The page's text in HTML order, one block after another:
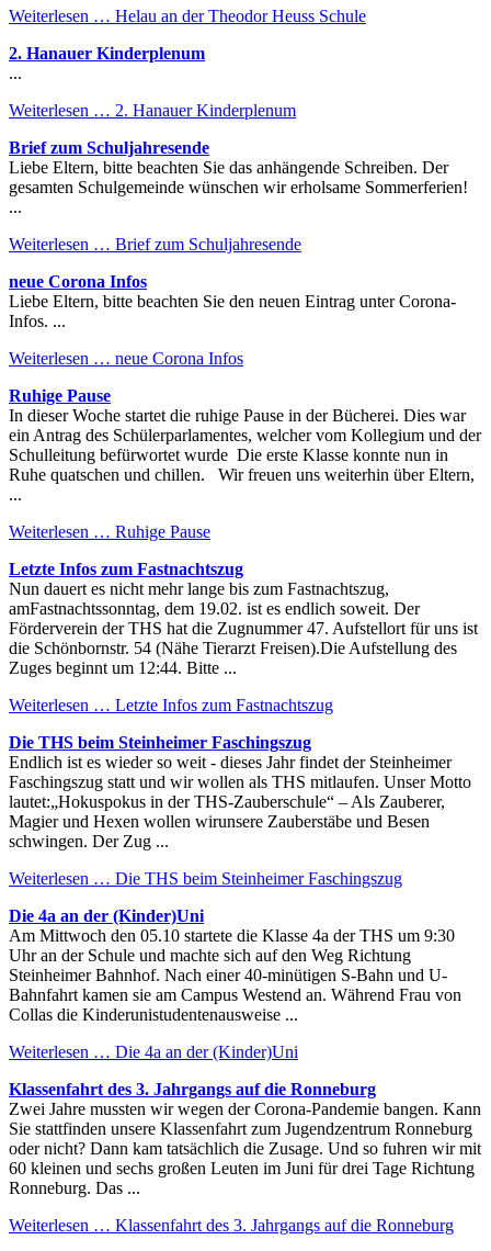
Weiterlesen … Helau an der Theodor Heuss Schule
2. Hanauer Kinderplenum
...
Weiterlesen … 2. Hanauer Kinderplenum
Brief zum Schuljahresende
Liebe Eltern, bitte beachten Sie das anhängende Schreiben. Der
gesamten Schulgemeinde wünschen wir erholsame Sommerferien!
...
Weiterlesen … Brief zum Schuljahresende
neue Corona Infos
Liebe Eltern, bitte beachten Sie den neuen Eintrag unter Corona-
Infos. ...
Weiterlesen … neue Corona Infos
Ruhige Pause
In dieser Woche startet die ruhige Pause in der Bücherei. Dies war
ein Antrag des Schülerparlamentes, welcher vom Kollegium und der
Schulleitung befürwortet wurde Die erste Klasse konnte nun in
Ruhe quatschen und chillen. Wir freuen uns weiterhin über Eltern,
...
Weiterlesen … Ruhige Pause
Letzte Infos zum Fastnachtszug
Nun dauert es nicht mehr lange bis zum Fastnachtszug,
amFastnachtssonntag, dem 19.02. ist es endlich soweit. Der
Förderverein der THS hat die Zugnummer 47. Aufstellort für uns ist
die Schönbornstr. 54 (Nähe Tierarzt Freisen).Die Aufstellung des
Zuges beginnt um 12:44. Bitte ...
Weiterlesen … Letzte Infos zum Fastnachtszug
Die THS beim Steinheimer Faschingszug
Endlich ist es wieder so weit - dieses Jahr findet der Steinheimer
Faschingszug statt und wir wollen als THS mitlaufen. Unser Motto
lautet:„Hokuspokus in der THS-Zauberschule“ – Als Zauberer,
Magier und Hexen wollen wirunsere Zauberstäbe und Besen
schwingen. Der Zug ...
Weiterlesen … Die THS beim Steinheimer Faschingszug
Die 4a an der (Kinder)Uni
Am Mittwoch den 05.10 startete die Klasse 4a der THS um 9:30
Uhr an der Schule und machte sich auf den Weg Richtung
Steinheimer Bahnhof. Nach einer 40-minütigen S-Bahn und U-
Bahnfahrt kamen sie am Campus Westend an. Während Frau von
Collas die Kinderunistudentenausweise ...
Weiterlesen … Die 4a an der (Kinder)Uni
Klassenfahrt des 3. Jahrgangs auf die Ronneburg
Zwei Jahre mussten wir wegen der Corona-Pandemie bangen. Kann
Sie stattfinden unsere Klassenfahrt zum Jugendzentrum Ronneburg
oder nicht? Dann kam tatsächlich die Zusage. Und so fuhren wir mit
60 kleinen und sechs großen Leuten im Juni für drei Tage Richtung
Ronneburg. Das ...
Weiterlesen … Klassenfahrt des 3. Jahrgangs auf die Ronneburg